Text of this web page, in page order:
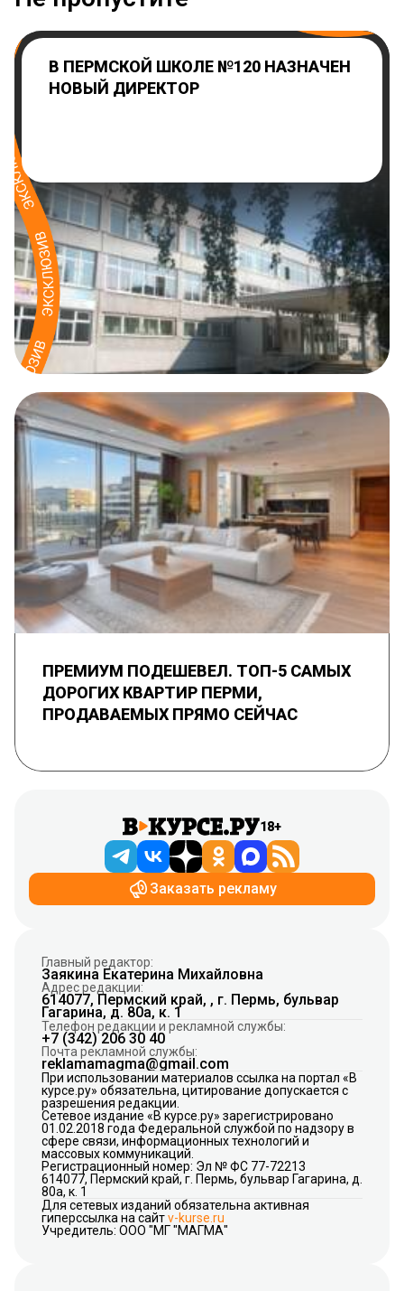
В ПЕРМСКОЙ ШКОЛЕ №120 НАЗНАЧЕН
НОВЫЙ ДИРЕКТОР
ПРЕМИУМ ПОДЕШЕВЕЛ. ТОП-5 САМЫХ
ДОРОГИХ КВАРТИР ПЕРМИ,
ПРОДАВАЕМЫХ ПРЯМО СЕЙЧАС
18+
Заказать рекламу
Главный редактор:
Заякина Екатерина Михайловна
Адрес редакции:
614077, Пермский край, , г. Пермь, бульвар
Гагарина, д. 80а, к. 1
Телефон редакции и рекламной службы:
+7 (342) 206 30 40
Почта рекламной службы:
reklamamagma@gmail.com
При использовании материалов ссылка на портал «В
курсе.ру» обязательна, цитирование допускается с
разрешения редакции.
Сетевое издание «В курсе.ру» зарегистрировано
01.02.2018 года Федеральной службой по надзору в
сфере связи, информационных технологий и
массовых коммуникаций.
Регистрационный номер: Эл № ФС 77-72213
614077, Пермский край, г. Пермь, бульвар Гагарина, д.
80а, к. 1
Для сетевых изданий обязательна активная
гиперссылка на сайтv-kurse.ru
Учредитель: ООО "МГ "МАГМА"